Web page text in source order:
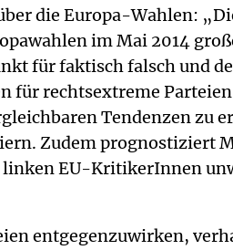
die Europa-Wahlen:
im Mai 2014
für faktisch falsch und
rechtsextreme
Tendenzen zu
Zudem prognostiziert
linken EU-KritikerInnen
entgegenzuwirken,